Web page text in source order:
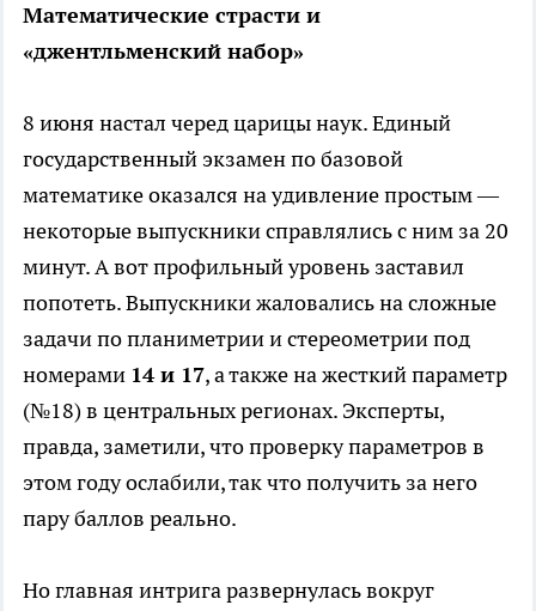
Математические страсти и
«джентльменский набор»
8 июня настал черед царицы наук. Единый
государственный экзамен по базовой
математике оказался на удивление простым —
некоторые выпускники справлялись с ним за 20
минут. А вот профильный уровень заставил
попотеть. Выпускники жаловались на сложные
задачи по планиметрии и стереометрии под
номерами 14 и 17, а также на жесткий параметр
(№18) в центральных регионах. Эксперты,
правда, заметили, что проверку параметров в
этом году ослабили, так что получить за него
пару баллов реально.
Но главная интрига развернулась вокруг